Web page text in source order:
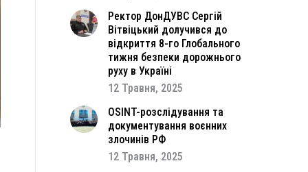
Ректор ДонДУВС Сергій
Вітвіцький долучився до
відкриття 8-го Глобального
тижня безпеки дорожнього
руху в Україні
12 Травня, 2025
OSINT-розслідування та
документування воєнних
злочинів РФ
12 Травня, 2025